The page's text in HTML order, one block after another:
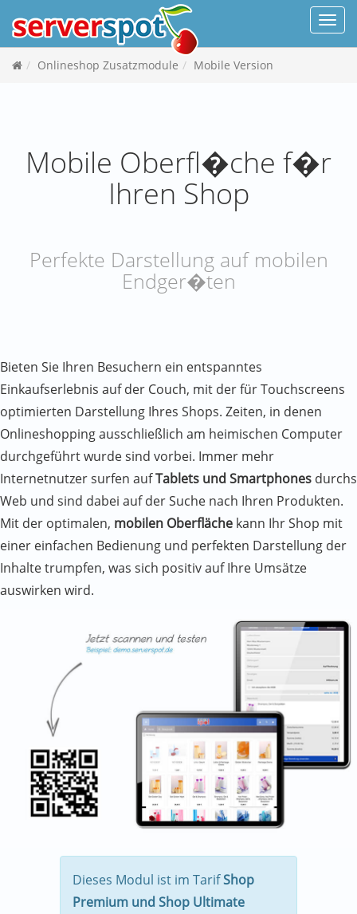
Onlineshop Zusatzmodule Mobile Version
Mobile Oberfl�che f�r
Ihren Shop
Perfekte Darstellung auf mobilen
Endger�ten
Bieten Sie Ihren Besuchern ein entspanntes
Einkaufserlebnis auf der Couch, mit der für Touchscreens
optimierten Darstellung Ihres Shops. Zeiten, in denen
Onlineshopping ausschließlich am heimischen Computer
durchgeführt wurde sind vorbei. Immer mehr
Internetnutzer surfen aufTablets und Smartphones durchs
Web und sind dabei auf der Suche nach Ihren Produkten.
Mit der optimalen, mobilen Oberfläche kann Ihr Shop mit
einer einfachen Bedienung und perfekten Darstellung der
Inhalte trumpfen, was sich positiv auf Ihre Umsätze
auswirken wird.
Dieses Modul ist im TarifShop
Premium und Shop Ultimate